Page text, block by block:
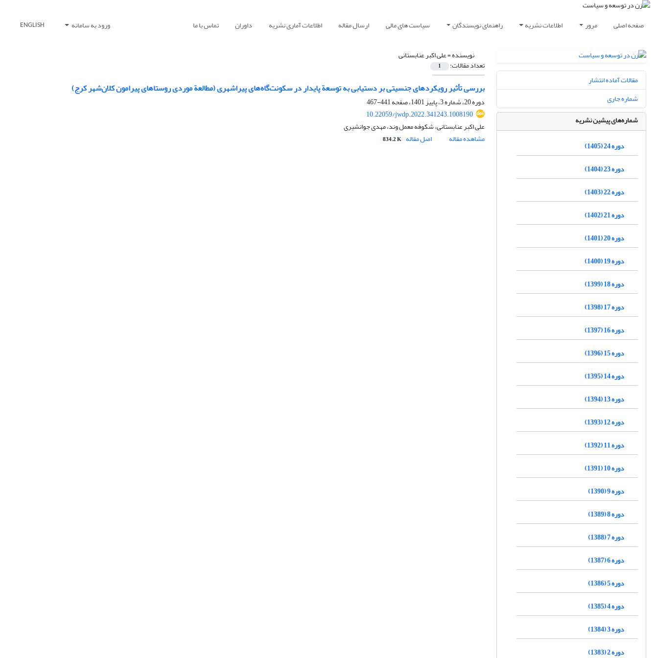
صفحه اصلی مرور اطلاعات نشریه راهنمای نویسندگان سیاست های مالی ارسال مقاله اطلاعات آماری نشریه داوران تماس با ما ورود به سامانه ENGLISH
نویسنده =علی اکبر عنابستانی
تعداد مقالات: 1
بررسی تأثیر رویکردهای جنسیتی بر دستیابی به توسعة پایدار در سکونت‌گاه‌های پیراشهری (مطالعة موردی روستاهای پیرامون کلان‌شهر کرج)
دوره 20، شماره 3، پاییز 1401، صفحه
441-467
10.22059/jwdp.2022.341243.1008190
علی اکبر عنابستانی، شکوفه معمل وند، مهدی جوانشیری
مشاهده مقاله
اصل مقاله 834.2 K
مقالات آماده انتشار
شماره جاری
شماره‌های پیشین نشریه
دوره 24 (1405)
دوره 23 (1404)
دوره 22 (1403)
دوره 21 (1402)
دوره 20 (1401)
دوره 19 (1400)
دوره 18 (1399)
دوره 17 (1398)
دوره 16 (1397)
دوره 15 (1396)
دوره 14 (1395)
دوره 13 (1394)
دوره 12 (1393)
دوره 11 (1392)
دوره 10 (1391)
دوره 9 (1390)
دوره 8 (1389)
دوره 7 (1388)
دوره 6 (1387)
دوره 5 (1386)
دوره 4 (1385)
دوره 3 (1384)
دوره 2 (1383)